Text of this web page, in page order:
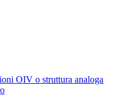
OIV o struttura analoga